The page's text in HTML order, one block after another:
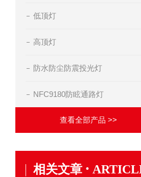
低顶灯
高顶灯
防水防尘防震投光灯
NFC9180防眩通路灯
查看全部产品 >>
相关文章 ·